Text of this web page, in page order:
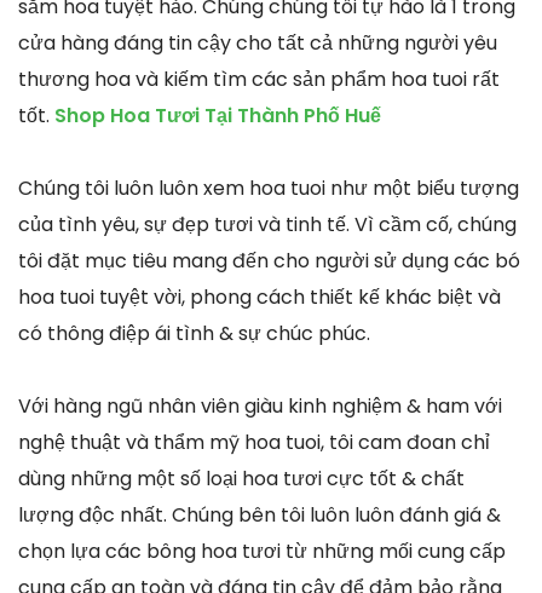
sắm hoa tuyệt hảo. Chúng chúng tôi tự hào là 1 trong
cửa hàng đáng tin cậy cho tất cả những người yêu
thương hoa và kiếm tìm các sản phẩm hoa tuoi rất
tốt. Shop Hoa Tươi Tại Thành Phố Huế
Chúng tôi luôn luôn xem hoa tuoi như một biểu tượng
của tình yêu, sự đẹp tươi và tinh tế. Vì cầm cố, chúng
tôi đặt mục tiêu mang đến cho người sử dụng các bó
hoa tuoi tuyệt vời, phong cách thiết kế khác biệt và
có thông điệp ái tình & sự chúc phúc.
Với hàng ngũ nhân viên giàu kinh nghiệm & ham với
nghệ thuật và thẩm mỹ hoa tuoi, tôi cam đoan chỉ
dùng những một số loại hoa tươi cực tốt & chất
lượng độc nhất. Chúng bên tôi luôn luôn đánh giá &
chọn lựa các bông hoa tươi từ những mối cung cấp
cung cấp an toàn và đáng tin cậy để đảm bảo rằng